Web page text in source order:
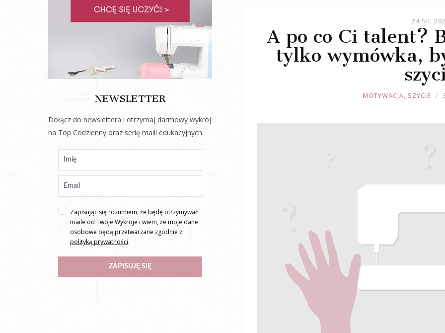
24 SIE
A po co Ci talent?
tylko wymówka,
JOULE
MOTYWACJA, SZYCIE
NEWSLETTER
Dołącz do newslettera i otrzymaj darmowy wykrój
na Top Codzienny oraz serię maili edukacyjnych.
Zapisując się rozumiem, że będę otrzymywać
maile od Twoje Wykroje i wiem, że moje dane
osobowe będą przetwarzane zgodnie z
polityką prywatności.
ZAPISUJĘ SIĘ